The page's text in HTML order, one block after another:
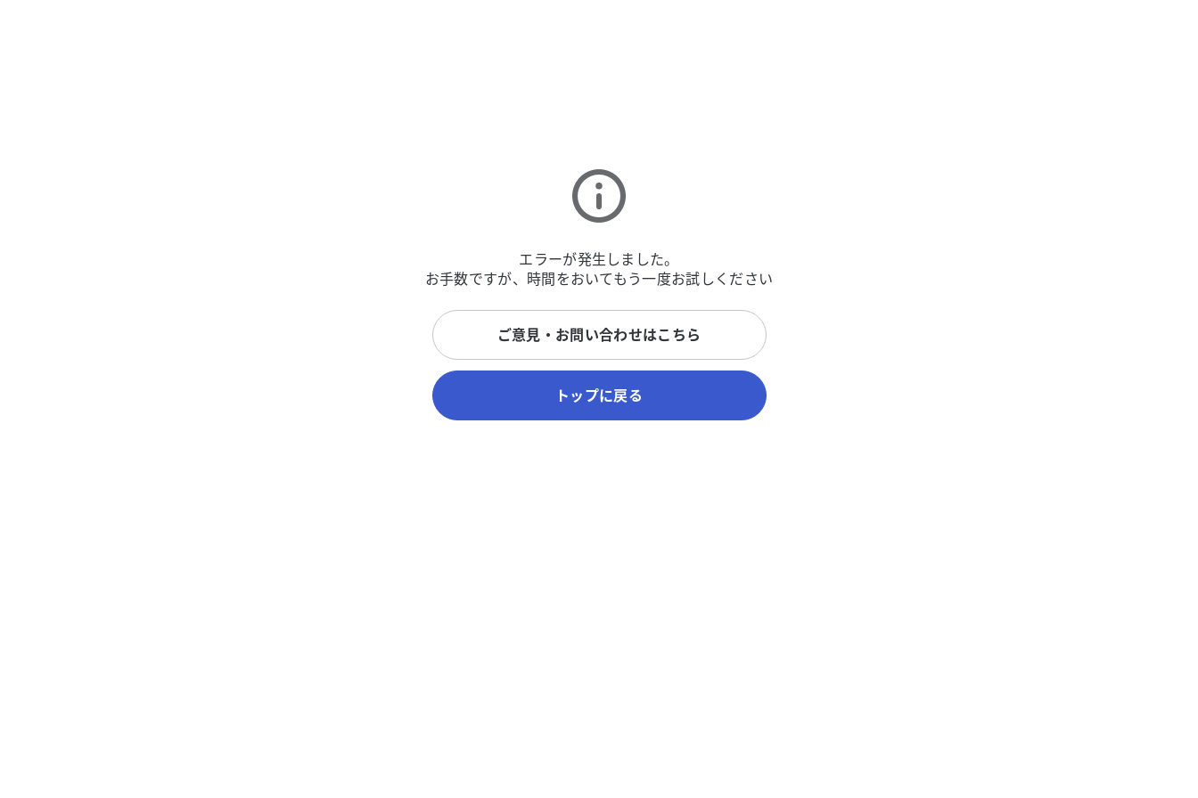
エラーが発生しました。
お手数ですが、時間をおいてもう一度お試しください
ご意見・お問い合わせはこちら
トップに戻る